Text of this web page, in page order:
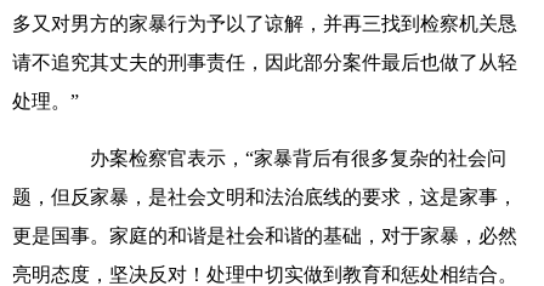
多又对男方的家暴行为予以了谅解，并再三找到检察机关恳
请不追究其丈夫的刑事责任，因此部分案件最后也做了从轻
处理。”
办案检察官表示，“家暴背后有很多复杂的社会问
题，但反家暴，是社会文明和法治底线的要求，这是家事，
更是国事。家庭的和谐是社会和谐的基础，对于家暴，必然
亮明态度，坚决反对！处理中切实做到教育和惩处相结合。